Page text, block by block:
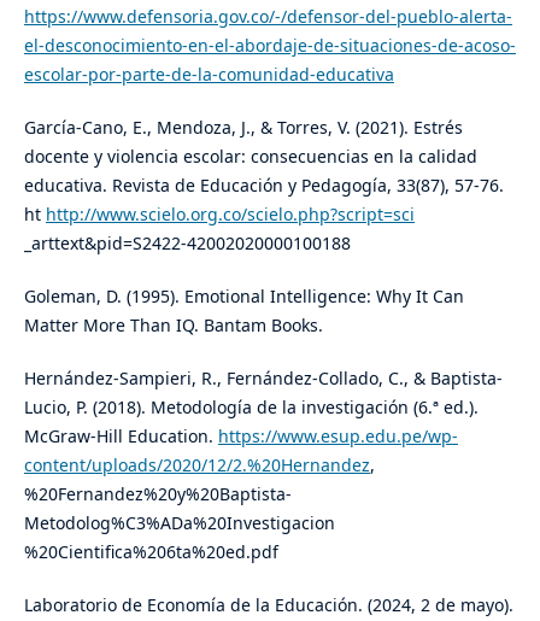
https://www.defensoria.gov.co/-/defensor-del-pueblo-alerta-
el-desconocimiento-en-el-abordaje-de-situaciones-de-acoso-
escolar-por-parte-de-la-comunidad-educativa
García-Cano, E., Mendoza, J., & Torres, V. (2021). Estrés
docente y violencia escolar: consecuencias en la calidad
educativa. Revista de Educación y Pedagogía, 33(87), 57-76.
ht http://www.scielo.org.co/scielo.php?script=sci
_arttext&pid=S2422-42002020000100188
Goleman, D. (1995). Emotional Intelligence: Why It Can
Matter More Than IQ. Bantam Books.
Hernández-Sampieri, R., Fernández-Collado, C., & Baptista-
Lucio, P. (2018). Metodología de la investigación (6.ª ed.).
McGraw-Hill Education. https://www.esup.edu.pe/wp-
content/uploads/2020/12/2.%20Hernandez,
%20Fernandez%20y%20Baptista-
Metodolog%C3%ADa%20Investigacion
%20Cientifica%206ta%20ed.pdf
Laboratorio de Economía de la Educación. (2024, 2 de mayo).